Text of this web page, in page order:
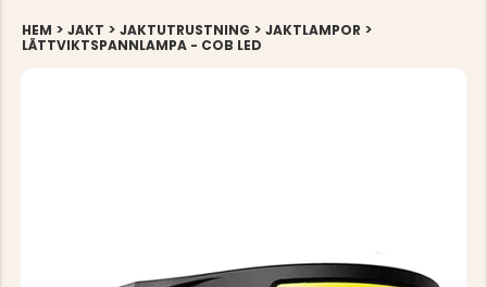
HEM > JAKT > JAKTUTRUSTNING > JAKTLAMPOR >
LÄTTVIKTSPANNLAMPA - COB LED